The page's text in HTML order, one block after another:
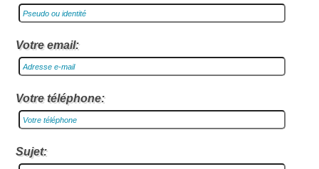
Votre email:
Votre téléphone:
Sujet: